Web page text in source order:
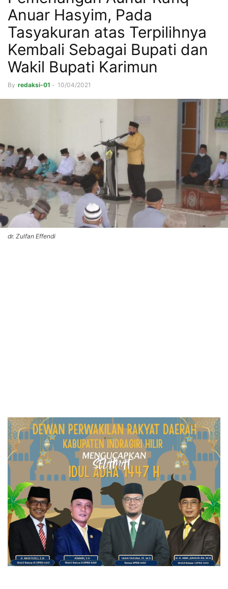
Anuar Hasyim, Pada
Tasyakuran atas Terpilihnya
Kembali Sebagai Bupati dan
Wakil Bupati Karimun
By redaksi-01 - 10/04/2021
dr. Zulfan Effendi